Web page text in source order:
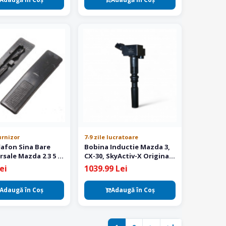
Sina Bare
Mazda 2 3 5 6
în Coş
7-9 zile lucratoare
Bobina Inductie Mazda 3,
CX-30, SkyActiv-X Originala
HF0218100
1039.99 Lei
Adaugă în Coş